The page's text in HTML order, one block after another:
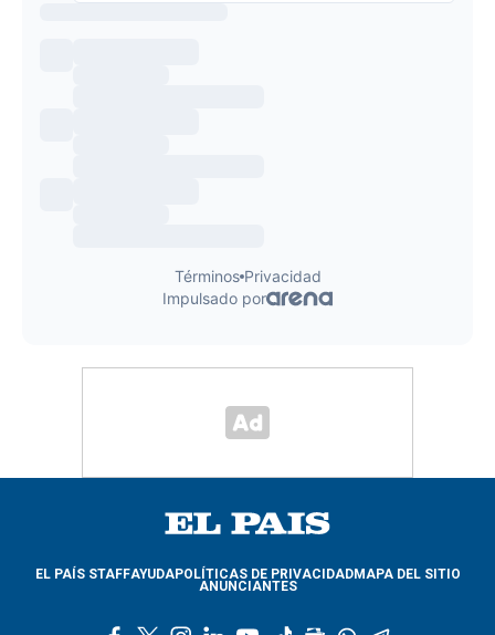
EL PAÍS STAFFAYUDAPOLÍTICAS DE PRIVACIDADMAPA DEL SITIO
ANUNCIANTES